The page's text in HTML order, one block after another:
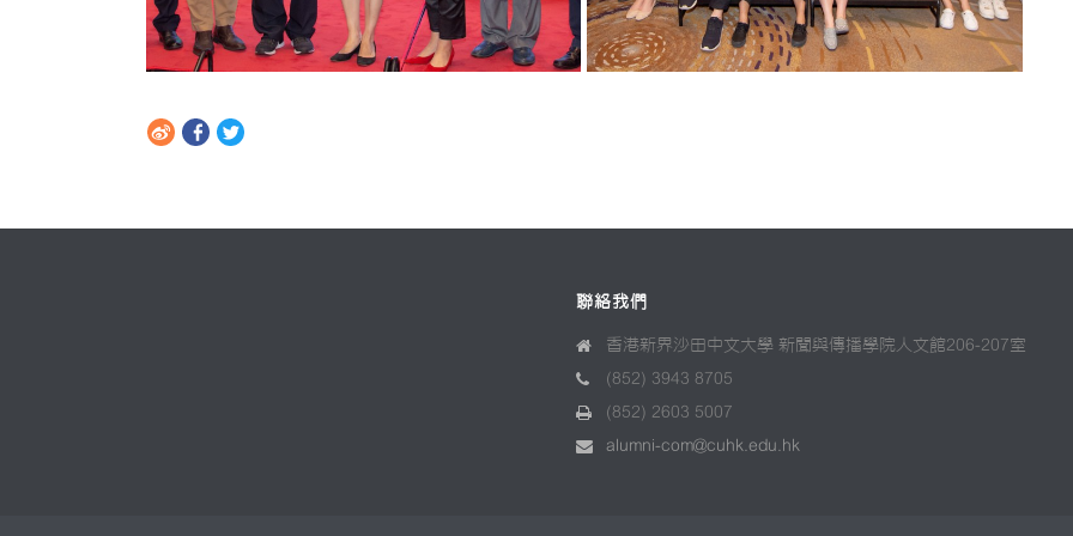
聯絡我們
香港新界沙田中文大學 新聞與傳播學院人文館206-207室
(852) 3943 8705
(852) 2603 5007
alumni-com@cuhk.edu.hk